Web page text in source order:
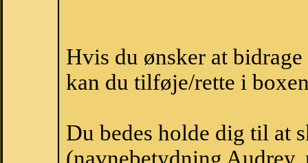
Hvis du ønsker at
kan du tilføje/rette i
Du bedes holde dig til at